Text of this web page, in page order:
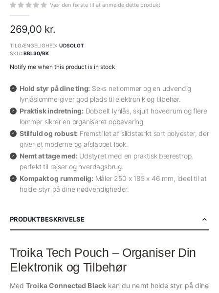
Vær den første til at anmelde dette produkt
269,00 kr.
TILGÆNGELIGHED: UDSOLGT
SKU BBL30/BK
Notify me when this product is in stock
Hold styr på dine ting: Seks netlommer og en udvendig
lynlåslomme giver god plads til elektronik og tilbehør.
Praktisk indretning: Dobbelt lynlås, skjult hovedrum og flere
lommer sikrer en organiseret opbevaring.
Stilfuld og robust: Fremstillet af slidstærkt sort polyester, der
giver et moderne og afslappet look.
Nemt at tage med: Udstyret med en praktisk bærestrop,
perfekt til rejser og hverdagsbrug.
Kompakt og rummelig: Måler 250 x 185 x 46 mm, ideel til at
holde styr på dine nødvendigheder.
PRODUKTBESKRIVELSE
Troika Tech Pouch – Organiser Din
Elektronik og Tilbehør
MedTroika Connected Blackkan du nemt holde styr på dine